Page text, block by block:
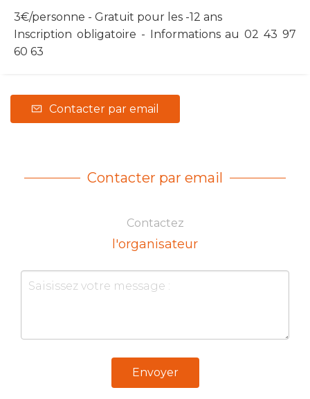
3€/personne - Gratuit pour les -12 ans
Inscription obligatoire - Informations au 02 43 97
60 63
Contacter par email
Contacter par email
Contactez
l'organisateur
Envoyer